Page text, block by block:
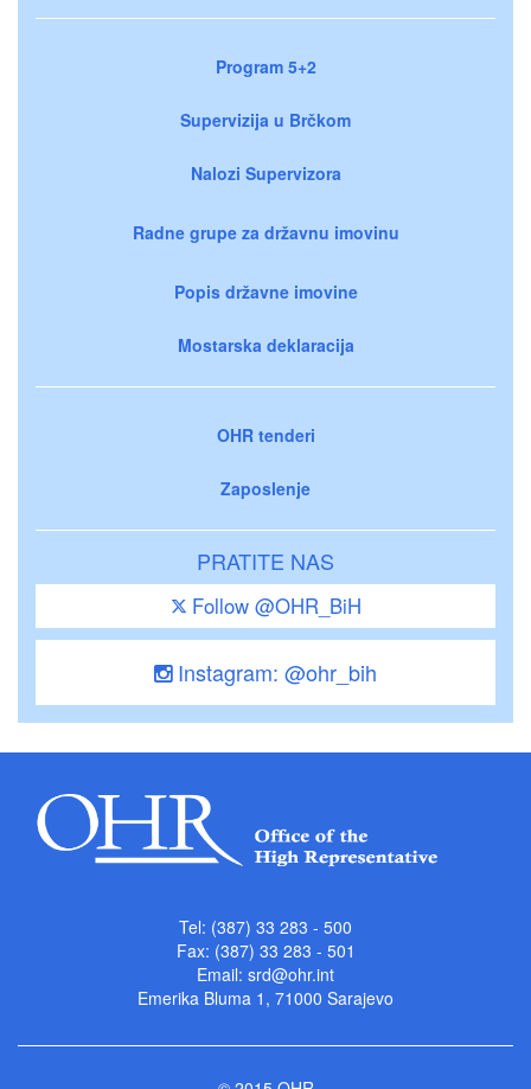
Program 5+2
Supervizija u Brčkom
Nalozi Supervizora
Radne grupe za državnu imovinu
Popis državne imovine
Mostarska deklaracija
OHR tenderi
Zaposlenje
PRATITE NAS
Follow @OHR_BiH
Instagram: @ohr_bih
Tel: (387) 33 283 - 500
Fax: (387) 33 283 - 501
Email: srd@ohr.int
Emerika Bluma 1, 71000 Sarajevo